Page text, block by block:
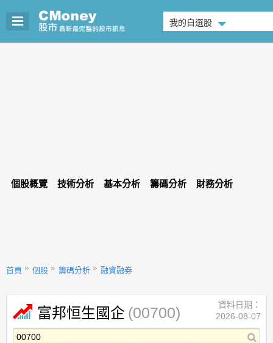
我的自選股
個股概覽 技術分析 基本分析 籌碼分析 財務分析
首頁 個股 籌碼分析 融資融券
富邦恒生國企 (00700)
資料日期：
2026-08-07